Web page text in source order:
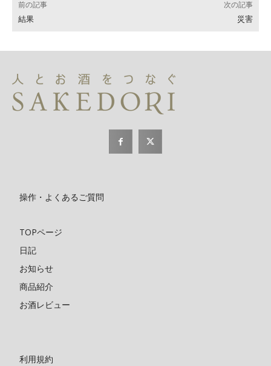
前の記事
結果
次の記事
災害
操作・よくあるご質問
TOPページ
日記
お知らせ
商品紹介
お酒レビュー
利用規約